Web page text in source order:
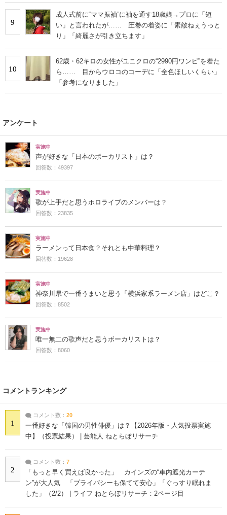
9
成人式前に“ママ振袖”に袖を通す18歳娘→プロに「短
い」と言われたが…… 圧巻の着姿に「素敵ねぇうっと
り」「綺麗さが引き立ちます」
10
62歳・62キロの女性がユニクロの“2990円ワンピ”を着た
ら…… 目からウロコのコーデに「全色ほしいくらい」
「参考になりました」
アンケート
実施中
声が好きな「日本のボーカリスト」は？
回答数：49397
実施中
歌が上手だと思うホロライブのメンバーは？
回答数：23835
実施中
ラーメンって日本食？それとも中華料理？
回答数：19628
実施中
神奈川県で一番うまいと思う「横浜家系ラーメン店」はどこ？
回答数：8502
実施中
唯一無二の歌声だと思うボーカリストは？
回答数：8060
コメントランキング
1
コメント数： 20
一番好きな「韓国の男性俳優」は？【2026年版・人気投票実施
中】（投票結果） | 芸能人 ねとらぼリサーチ
2
コメント数： 7
「もっと早く買えば良かった」 カインズの“車内遮光カーテ
ン”が大人気 「プライバシーも保てて安心」「ぐっすり眠れま
した」（2/2） | ライフ ねとらぼリサーチ：2ページ目